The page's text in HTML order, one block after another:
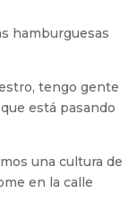
hamburguesas
tengo gente
está pasando
una cultura de
en la calle